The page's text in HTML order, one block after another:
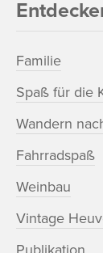
Familie
Spaß für die
Wandern
Fahrradspaß
Weinbau
Vintage